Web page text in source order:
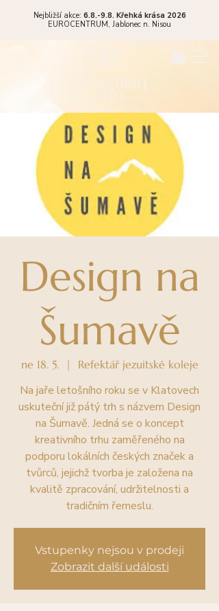
Nejbližší akce: 6.8.-9.8. Křehká krása 2026
EUROCENTRUM, Jablonec n. Nisou
Design na
Šumavě
ne 18. 5.
  |
Refektář jezuitské koleje
Na jaře letošního roku se v Klatovech
uskuteční již pátý trh s názvem Design
na Šumavě. Jedná se o koncept
kreativního trhu zaměřeného na
podporu lokálních českých značek a
tvůrců, jejichž tvorba je založena na
kvalitě zpracování, udržitelnosti a
tradičním řemeslu.
Vstupenky nejsou v prodeji
Zobrazit další události